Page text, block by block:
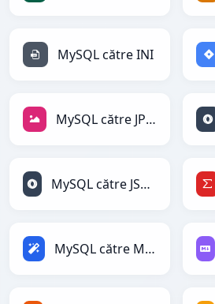
MySQL către INI
MySQL către JPEG
MySQL către JSONLines
MySQL către Magic